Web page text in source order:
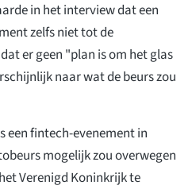
in het interview dat een
zelfs niet tot de
er geen "plan is om het glas
naar wat de beurs zou
een fintech-evenement in
mogelijk zou overwegen
Verenigd Koninkrijk te